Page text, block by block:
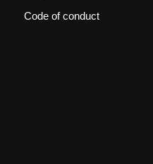
Code of conduct